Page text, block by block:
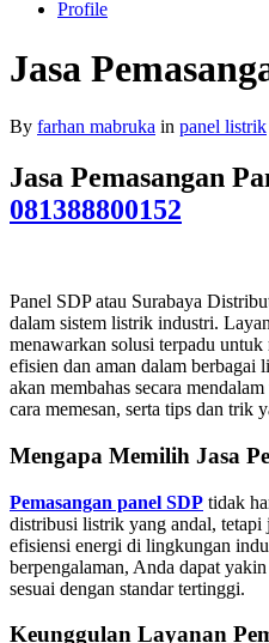
Profile
Jasa
By farhan mabruka in panel listrik
Jasa Pemasangan
081388800152
Panel SDP atau Surabaya
dalam sistem listrik industri.
menawarkan solusi terpadu
efisien dan aman dalam
akan membahas secara
cara memesan, serta tips dan trik
Mengapa Memilih Jasa
Pemasangan panel SDP tidak
distribusi listrik yang andal, tetapi
efisiensi energi di lingkungan
berpengalaman, Anda dapat
sesuai dengan standar tertinggi.
Keunggulan Layanan